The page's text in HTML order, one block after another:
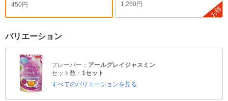
450円
1,260円
お得
バリエーション
フレーバー： アールグレイジャスミン
セット数： 1セット
すべてのバリエーションを見る